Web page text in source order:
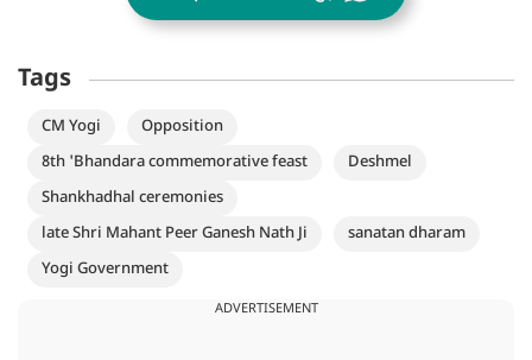
Tags
CM Yogi
Opposition
8th 'Bhandara commemorative feast
Deshmel
Shankhadhal ceremonies
late Shri Mahant Peer Ganesh Nath Ji
sanatan dharam
Yogi Government
ADVERTISEMENT